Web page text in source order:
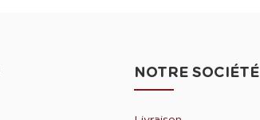
NOTRE SOCIÉTÉ